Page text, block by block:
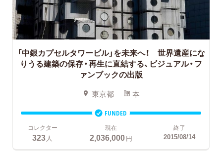
「中銀カプセルタワービル」を未来へ！ 世界遺産にな
りうる建築の保存・再生に直結する、ビジュアル・フ
ァンブックの出版
東京都 本
FUNDED
コレクター
323人
現在
2,036,000円
終了
2015/08/14